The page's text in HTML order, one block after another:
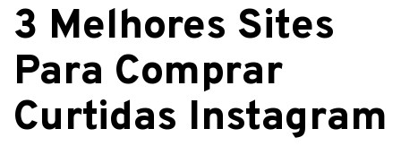
3 Melhores Sites
Para Comprar
Curtidas Instagram